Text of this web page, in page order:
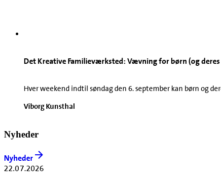
Det Kreative Familieværksted: Vævning for børn (og
Hver weekend indtil søndag den 6. september kan børn og
Viborg Kunsthal
Nyheder
Nyheder
22.07.2026